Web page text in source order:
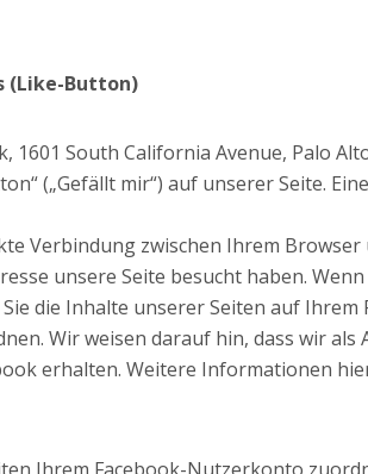
(Like-Button)
South California Avenue, Palo
(„Gefällt mir“) auf unserer Seite.
Verbindung zwischen Ihrem
unsere Seite besucht haben.
die Inhalte unserer Seiten auf
Wir weisen darauf hin, dass wir
erhalten. Weitere Informationen